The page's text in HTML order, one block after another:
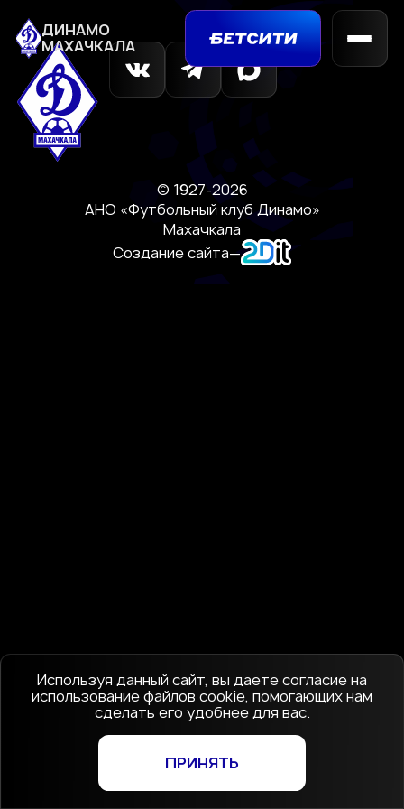
ДИНАМО
МАХАЧКАЛА
© 1927-2026
АНО «Футбольный клуб Динамо»
Махачкала
Создание сайта—
Используя данный сайт, вы даете согласие на
использование файлов cookie, помогающих нам
сделать его удобнее для вас.
ПРИНЯТЬ